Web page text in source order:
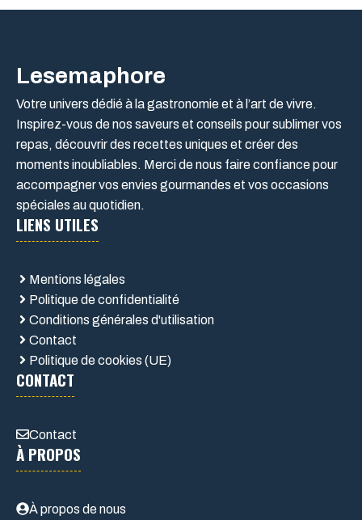
Lesemaphore
Votre univers dédié à la gastronomie et à l’art de vivre.
Inspirez-vous de nos saveurs et conseils pour sublimer vos
repas, découvrir des recettes uniques et créer des
moments inoubliables. Merci de nous faire confiance pour
accompagner vos envies gourmandes et vos occasions
spéciales au quotidien.
LIENS UTILES
Mentions légales
Politique de confidentialité
Conditions générales d'utilisation
Contact
Politique de cookies (UE)
CONTACT
Contact
À PROPOS
À propos de nous